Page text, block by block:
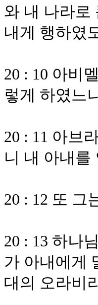
와 내 나라로
내게 행하였
20 : 10 아비
렇게 하였느
20 : 11 아브
니 내 아내를
20 : 12 또 그
20 : 13 하나
가 아내에게
대의 오라비